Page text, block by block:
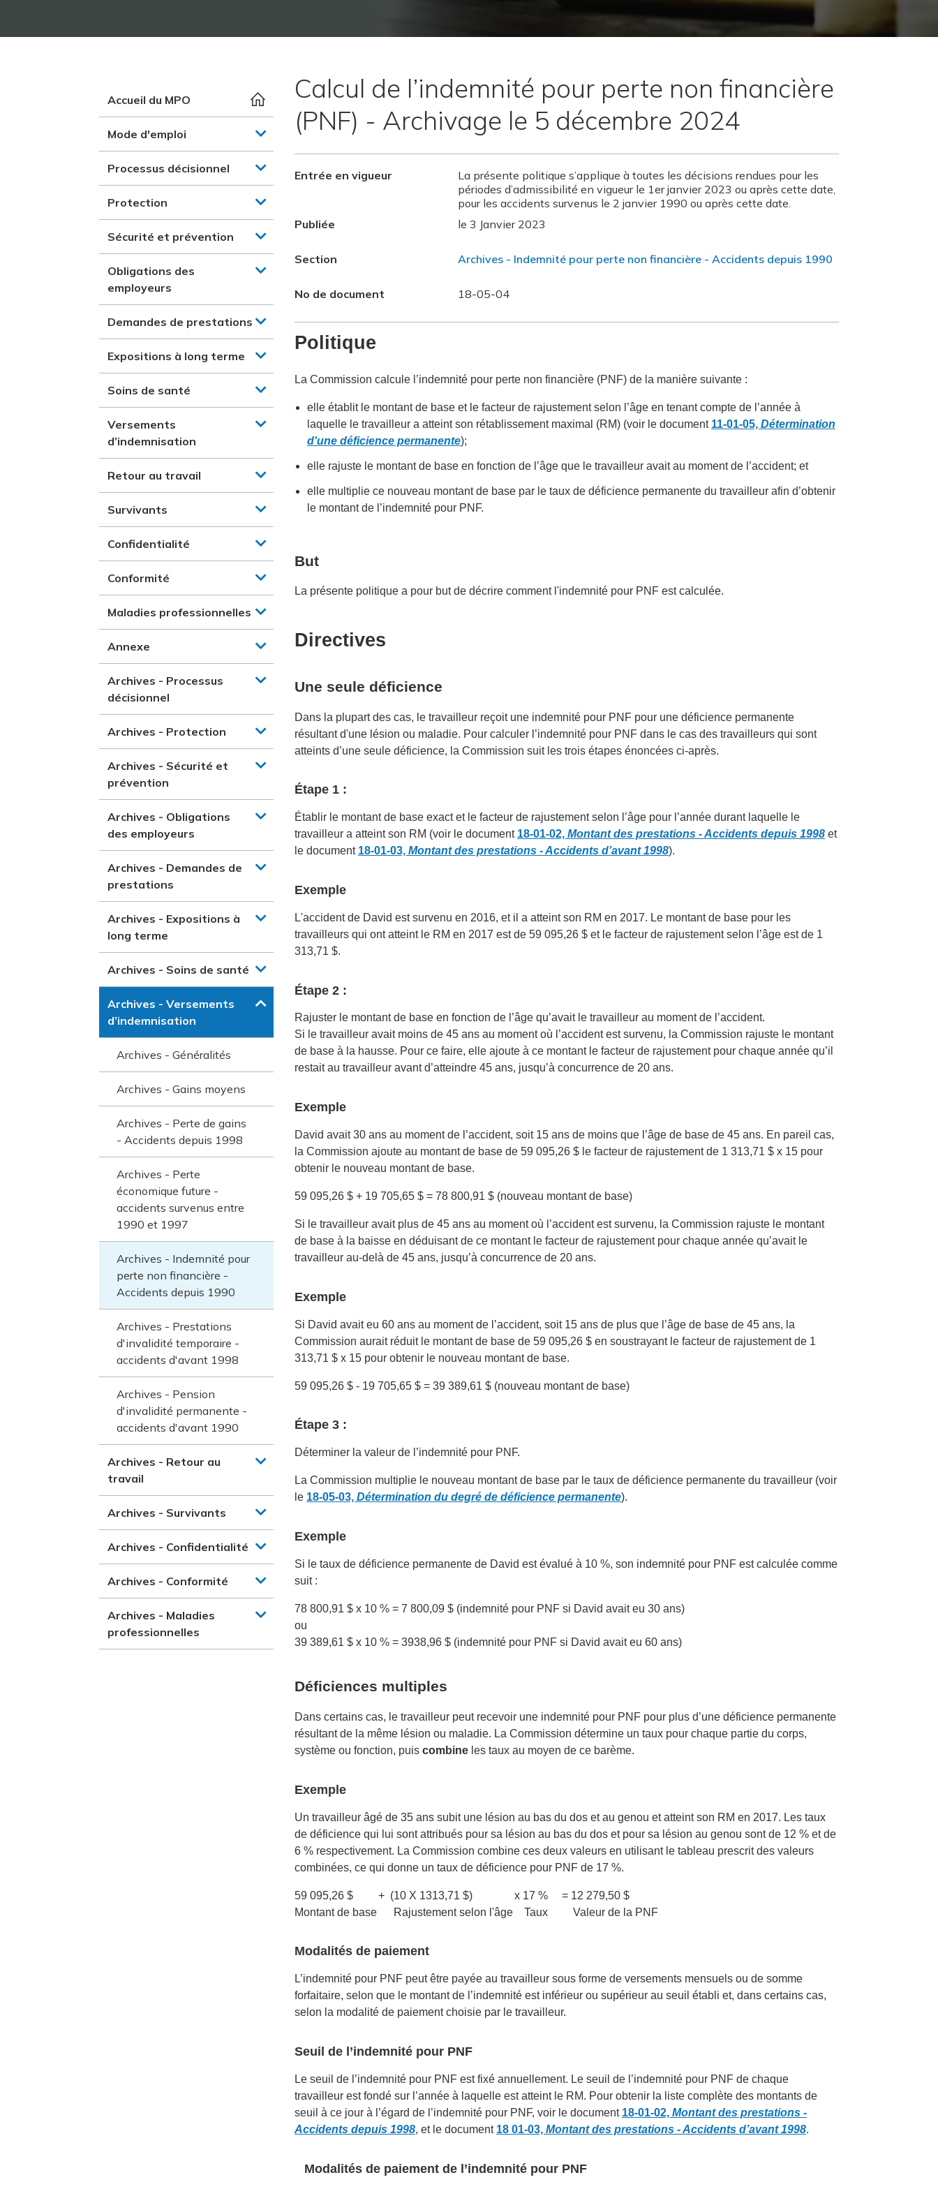
Accueil du MPO
Mode d'emploi
Processus décisionnel
Protection
Sécurité et prévention
Obligations des
employeurs
Demandes de prestations
Expositions à long terme
Soins de santé
Versements
d’indemnisation
Retour au travail
Survivants
Confidentialité
Conformité
Maladies professionnelles
Annexe
Archives - Processus
décisionnel
Archives - Protection
Archives - Sécurité et
prévention
Archives - Obligations
des employeurs
Archives - Demandes de
prestations
Archives - Expositions à
long terme
Archives - Soins de santé
Archives - Versements
d’indemnisation
Archives - Généralités
Archives - Gains moyens
Archives - Perte de gains
- Accidents depuis 1998
Archives - Perte
économique future -
accidents survenus entre
1990 et 1997
Archives - Indemnité pour
perte non financière -
Accidents depuis 1990
Archives - Prestations
d'invalidité temporaire -
accidents d'avant 1998
Archives - Pension
d'invalidité permanente -
accidents d'avant 1990
Archives - Retour au
travail
Archives - Survivants
Archives - Confidentialité
Archives - Conformité
Archives - Maladies
professionnelles
Calcul de l’indemnité pour perte non financière
(PNF) - Archivage le 5 décembre 2024
Entrée en vigueur
La présente politique s’applique à toutes les décisions rendues pour les
périodes d’admissibilité en vigueur le 1er janvier 2023 ou après cette date,
pour les accidents survenus le 2 janvier 1990 ou après cette date.
Publiée
le 3 Janvier 2023
Section Archives - Indemnité pour perte non financière - Accidents depuis 1990
No de document 18-05-04
Politique
La Commission calcule l’indemnité pour perte non financière (PNF) de la manière suivante :
elle établit le montant de base et le facteur de rajustement selon l’âge en tenant compte de l’année à
laquelle le travailleur a atteint son rétablissement maximal (RM) (voir le document 11-01-05, Détermination
d'une déficience permanente);
elle rajuste le montant de base en fonction de l’âge que le travailleur avait au moment de l’accident; et
elle multiplie ce nouveau montant de base par le taux de déficience permanente du travailleur afin d’obtenir
le montant de l’indemnité pour PNF.
But
La présente politique a pour but de décrire comment l'indemnité pour PNF est calculée.
Directives
Une seule déficience
Dans la plupart des cas, le travailleur reçoit une indemnité pour PNF pour une déficience permanente
résultant d'une lésion ou maladie. Pour calculer l’indemnité pour PNF dans le cas des travailleurs qui sont
atteints d’une seule déficience, la Commission suit les trois étapes énoncées ci-après.
Étape 1 :
Établir le montant de base exact et le facteur de rajustement selon l’âge pour l’année durant laquelle le
travailleur a atteint son RM (voir le document 18-01-02, Montant des prestations - Accidents depuis 1998 et
le document 18-01-03, Montant des prestations - Accidents d’avant 1998).
Exemple
L'accident de David est survenu en 2016, et il a atteint son RM en 2017. Le montant de base pour les
travailleurs qui ont atteint le RM en 2017 est de 59 095,26 $ et le facteur de rajustement selon l’âge est de 1
313,71 $.
Étape 2 :
Rajuster le montant de base en fonction de l’âge qu’avait le travailleur au moment de l’accident.
Si le travailleur avait moins de 45 ans au moment où l’accident est survenu, la Commission rajuste le montant
de base à la hausse. Pour ce faire, elle ajoute à ce montant le facteur de rajustement pour chaque année qu’il
restait au travailleur avant d’atteindre 45 ans, jusqu’à concurrence de 20 ans.
Exemple
David avait 30 ans au moment de l’accident, soit 15 ans de moins que l’âge de base de 45 ans. En pareil cas,
la Commission ajoute au montant de base de 59 095,26 $ le facteur de rajustement de 1 313,71 $ x 15 pour
obtenir le nouveau montant de base.
59 095,26 $ + 19 705,65 $ = 78 800,91 $ (nouveau montant de base)
Si le travailleur avait plus de 45 ans au moment où l’accident est survenu, la Commission rajuste le montant
de base à la baisse en déduisant de ce montant le facteur de rajustement pour chaque année qu’avait le
travailleur au-delà de 45 ans, jusqu’à concurrence de 20 ans.
Exemple
Si David avait eu 60 ans au moment de l’accident, soit 15 ans de plus que l’âge de base de 45 ans, la
Commission aurait réduit le montant de base de 59 095,26 $ en soustrayant le facteur de rajustement de 1
313,71 $ x 15 pour obtenir le nouveau montant de base.
59 095,26 $ - 19 705,65 $ = 39 389,61 $ (nouveau montant de base)
Étape 3 :
Déterminer la valeur de l’indemnité pour PNF.
La Commission multiplie le nouveau montant de base par le taux de déficience permanente du travailleur (voir
le 18-05-03, Détermination du degré de déficience permanente).
Exemple
Si le taux de déficience permanente de David est évalué à 10 %, son indemnité pour PNF est calculée comme
suit :
78 800,91 $ x 10 % = 7 800,09 $ (indemnité pour PNF si David avait eu 30 ans)
ou
39 389,61 $ x 10 % = 3938,96 $ (indemnité pour PNF si David avait eu 60 ans)
Déficiences multiples
Dans certains cas, le travailleur peut recevoir une indemnité pour PNF pour plus d’une déficience permanente
résultant de la même lésion ou maladie. La Commission détermine un taux pour chaque partie du corps,
système ou fonction, puis combine les taux au moyen de ce barème.
Exemple
Un travailleur âgé de 35 ans subit une lésion au bas du dos et au genou et atteint son RM en 2017. Les taux
de déficience qui lui sont attribués pour sa lésion au bas du dos et pour sa lésion au genou sont de 12 % et de
6 % respectivement. La Commission combine ces deux valeurs en utilisant le tableau prescrit des valeurs
combinées, ce qui donne un taux de déficience pour PNF de 17 %.
59 095,26 $ + (10 X 1313,71 $) x 17 % = 12 279,50 $
Montant de base Rajustement selon l'âge Taux Valeur de la PNF
Modalités de paiement
L’indemnité pour PNF peut être payée au travailleur sous forme de versements mensuels ou de somme
forfaitaire, selon que le montant de l’indemnité est inférieur ou supérieur au seuil établi et, dans certains cas,
selon la modalité de paiement choisie par le travailleur.
Seuil de l’indemnité pour PNF
Le seuil de l’indemnité pour PNF est fixé annuellement. Le seuil de l’indemnité pour PNF de chaque
travailleur est fondé sur l’année à laquelle est atteint le RM. Pour obtenir la liste complète des montants de
seuil à ce jour à l’égard de l’indemnité pour PNF, voir le document 18-01-02, Montant des prestations -
Accidents depuis 1998, et le document 18 01-03, Montant des prestations - Accidents d’avant 1998.
Modalités de paiement de l’indemnité pour PNF